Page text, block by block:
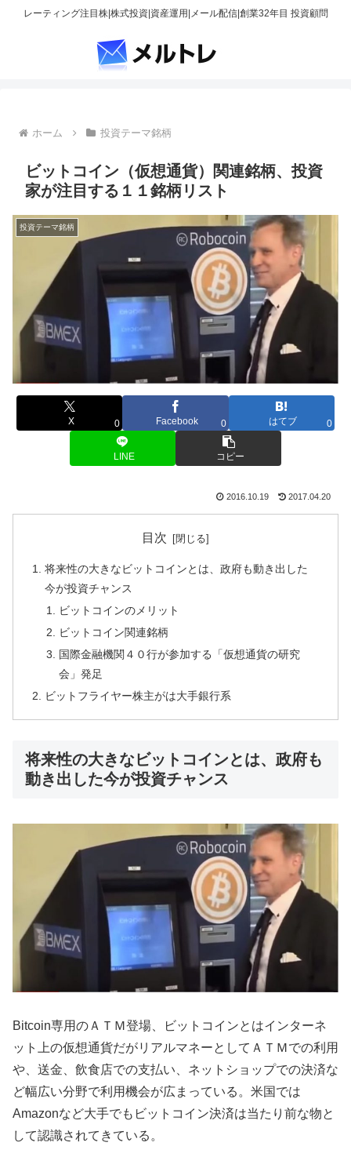
レーティング注目株|株式投資|資産運用|メール配信|創業32年目 投資顧問
ホーム 投資テーマ銘柄
ビットコイン（仮想通貨）関連銘柄、投資
家が注目する１１銘柄リスト
投資テーマ銘柄
X 0 Facebook 0 はてブ 0
LINE コピー
2016.10.19 2017.04.20
目次
将来性の大きなビットコインとは、政府も動き出した
今が投資チャンス
ビットコインのメリット
ビットコイン関連銘柄
国際金融機関４０行が参加する「仮想通貨の研究
会」発足
ビットフライヤー株主がは大手銀行系
将来性の大きなビットコインとは、政府も
動き出した今が投資チャンス
Bitcoin専用のＡＴＭ登場、ビットコインとはインターネ
ット上の仮想通貨だがリアルマネーとしてＡＴＭでの利用
や、送金、飲食店での支払い、ネットショップでの決済な
ど幅広い分野で利用機会が広まっている。米国では
Amazonなど大手でもビットコイン決済は当たり前な物と
して認識されてきている。